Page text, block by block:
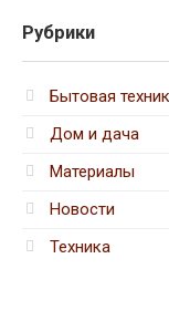
Рубрики
Бытовая
Дом и дача
Материалы
Новости
Техника